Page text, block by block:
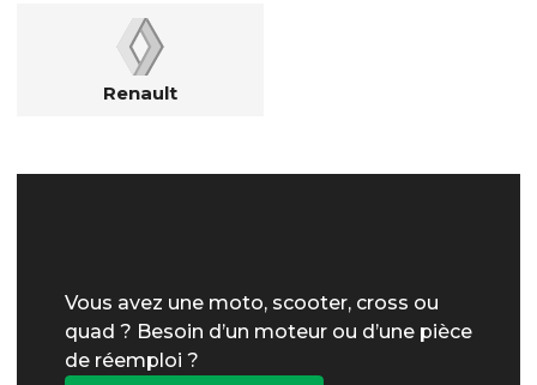
Renault
Vous avez une moto, scooter, cross ou
quad ? Besoin d’un moteur ou d’une pièce
de réemploi ?